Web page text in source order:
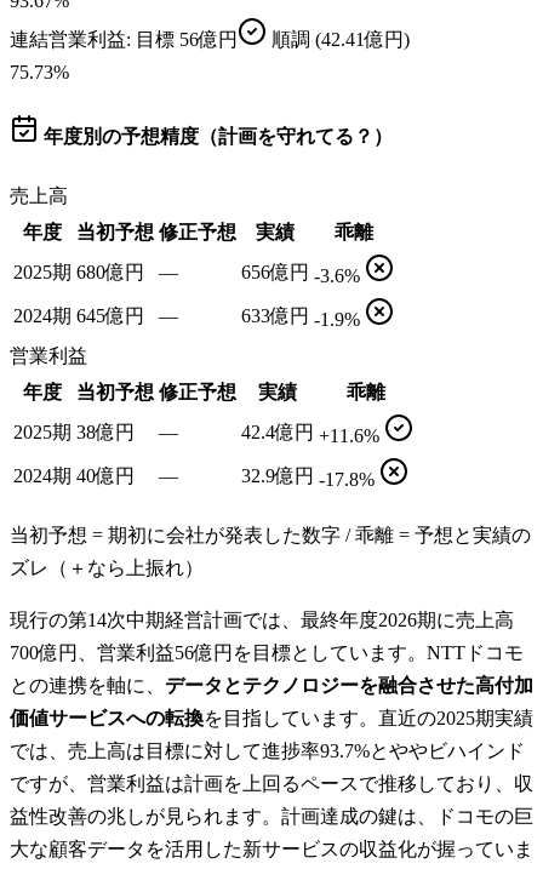
連結営業利益: 目標 56億円 順調 (42.41億円)
75.73%
年度別の予想精度（計画を守れてる？）
売上高
年度
当初予想 修正予想 実績
乖離
2025期 680億円 — 656億円 -3.6%
2024期 645億円 — 633億円 -1.9%
営業利益
年度
当初予想 修正予想 実績
乖離
2025期 38億円 — 42.4億円 +11.6%
2024期 40億円 — 32.9億円 -17.8%
当初予想 = 期初に会社が発表した数字 / 乖離 = 予想と実績の
ズレ（＋なら上振れ）
現行の第14次中期経営計画では、最終年度2026期に売上高
700億円、営業利益56億円を目標としています。NTTドコモ
との連携を軸に、 データとテクノロジーを融合させた高付加
価値サービスへの転換を目指しています。直近の2025期実績
では、売上高は目標に対して進捗率93.7%とややビハインド
ですが、営業利益は計画を上回るペースで推移しており、収
益性改善の兆しが見られます。計画達成の鍵は、ドコモの巨
大な顧客データを活用した新サービスの収益化が握っていま